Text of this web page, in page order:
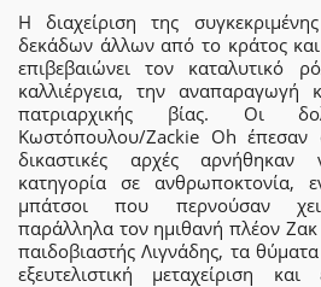
Η διαχείριση της
δεκάδων άλλων από το κράτος και
επιβεβαιώνει τον καταλυτικό
καλλιέργεια, την
πατριαρχικής βίας. Οι
Κωστόπουλου/Zackie Oh
δικαστικές αρχές
κατηγορία σε ανθρωποκτονία,
μπάτσοι που περνούσαν
παράλληλα τον ημιθανή πλέον
παιδοβιαστής Λιγνάδης, τα
εξευτελιστική μεταχείριση